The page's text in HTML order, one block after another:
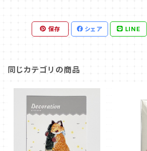
保存 シェア LINE
同じカテゴリの商品